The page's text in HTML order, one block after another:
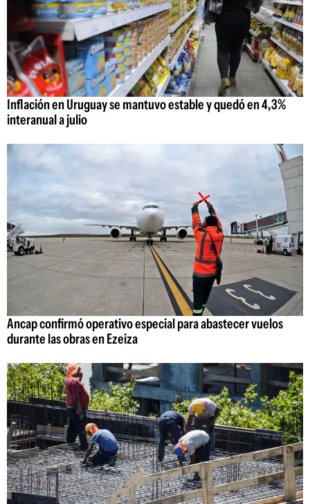
Inflación en Uruguay se mantuvo estable y quedó en 4,3%
interanual a julio
Ancap confirmó operativo especial para abastecer vuelos
durante las obras en Ezeiza